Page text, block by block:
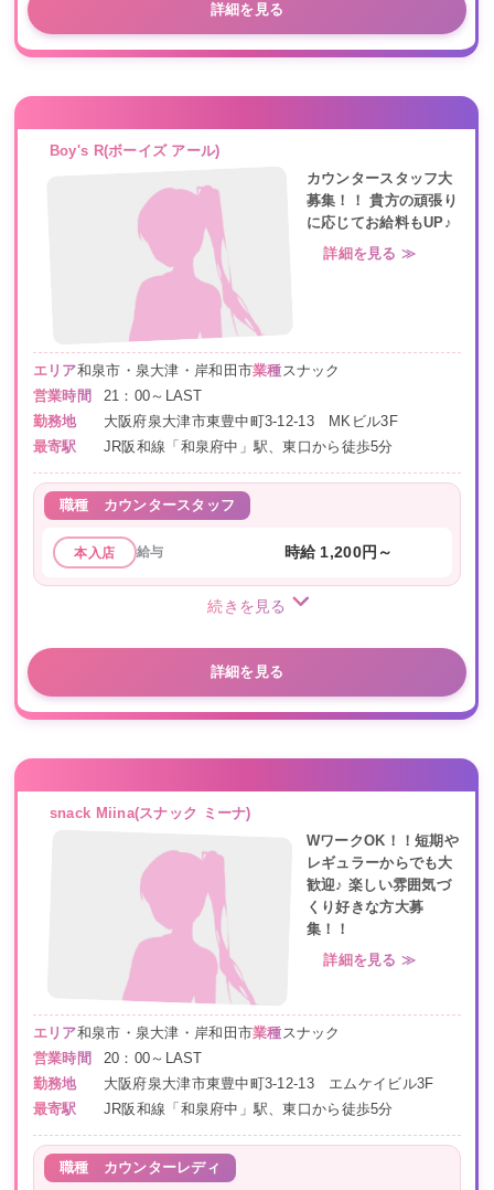
詳細を見る
Boy's R(ボーイズ アール)
カウンタースタッフ大
募集！！ 貴方の頑張り
に応じてお給料もUP♪
詳細を見る ≫
エリア和泉市・泉大津・岸和田市業種スナック
営業時間
21：00～LAST
勤務地
大阪府泉大津市東豊中町3-12-13 MKビル3F
最寄駅
JR阪和線「和泉府中」駅、東口から徒歩5分
職種 カウンタースタッフ
本入店 給与 時給 1,200円～
続きを見る
詳細を見る
snack Miina(スナック ミーナ)
WワークOK！！短期や
レギュラーからでも大
歓迎♪ 楽しい雰囲気づ
くり好きな方大募
集！！
詳細を見る ≫
エリア和泉市・泉大津・岸和田市業種スナック
営業時間
20：00～LAST
勤務地
大阪府泉大津市東豊中町3-12-13 エムケイビル3F
最寄駅
JR阪和線「和泉府中」駅、東口から徒歩5分
職種 カウンターレディ